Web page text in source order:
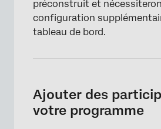
préconstruit et
configuration
tableau de bord.
Ajouter des
votre programme